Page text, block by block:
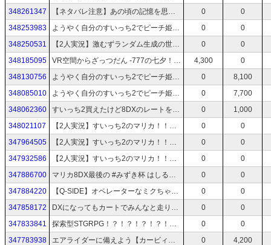
348261347
【ネタバレ注意】あの頃の記憶を思い出して！！！！！【G-MODEアーカイブス+ 魔王が墜ちる日II】 0
0
348253983
ようやく自分のすいっち2でピーチ姫を拝めるってものですわ【マリオカート ワールド】 0
0
348250531
【2人実況】激むずランダム生成の世界を協力して進む探検家ふたり【Spelunky 2】Part 5 0
0
348185095
VR空間からざっつだん -777の七夕！？！？！？！？！？-【バーチャルキャスト】 4,300
0
348130756
ようやく自分のすいっち2でピーチ姫を拝めるってものですわ【マリオカート ワールド】 0
8,100
348085010
ようやく自分のすいっち2でピーチ姫を拝めるってものですわ【マリオカート ワールド】 0
7,700
348062360
すいっち2買えたけど8DXのレートを10000にしたい野望があるので走ります 腹筋キープしながら【マリオカート8 デラックス】 0
1,000
348021107
【2人実況】すいっち2のマリカ！！！！！【マリオカート ワールド】バトル編 0
0
347964505
【2人実況】すいっち2のマリカ！！！！！【マリオカート ワールド】サバイバル編 0
0
347932586
【2人実況】すいっち2のマリカ！！！！！【マリオカート ワールド】グランプリ編 0
0
347886700
マリカ8DX最後の #みずき杯 はしるぞおおおおおおおおおお【マリオカート8 デラックス】 0
0
347884220
【Q-SIDE】オペレーターなミクちゃん最高すぎるのでみてほしいきいてほしい Score 382,665【unityroom】 0
0
347858172
DXになってもカートでみんなと走りたかった【マリオカート8 デラックス】 0
0
347833841
探索型STGRPG！？！？！？！？！？【Divine Orders】 0
0
347783938
エアライダーに備えよう【カービィのエアライド】 0
4,200